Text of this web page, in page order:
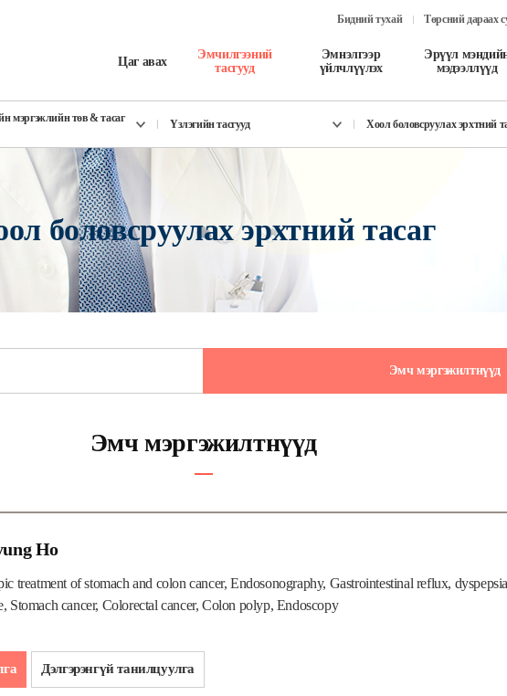
Бидний тухай Төрсний дараах
Цаг авах
Эмчилгээний
тасгууд
Эмнэлгээр
үйлчлүүлэх
Эрүүл
мэдээллүүд
мэргэжлийн төв & тасаг
Үзлэгийн тасгууд Хоол боловсруулах эрхтний
боловсруулах эрхтний тасаг
Эмч мэргэжилтнүүд
Эмч мэргэжилтнүүд
Ho
treatment of stomach and colon cancer, Endosonography, Gastrointestinal reflux,
Stomach cancer, Colorectal cancer, Colon polyp, Endoscopy
Дэлгэрэнгүй танилцуулга